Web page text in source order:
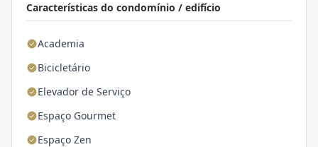
Características do condomínio / edifício
Academia
Bicicletário
Elevador de Serviço
Espaço Gourmet
Espaço Zen